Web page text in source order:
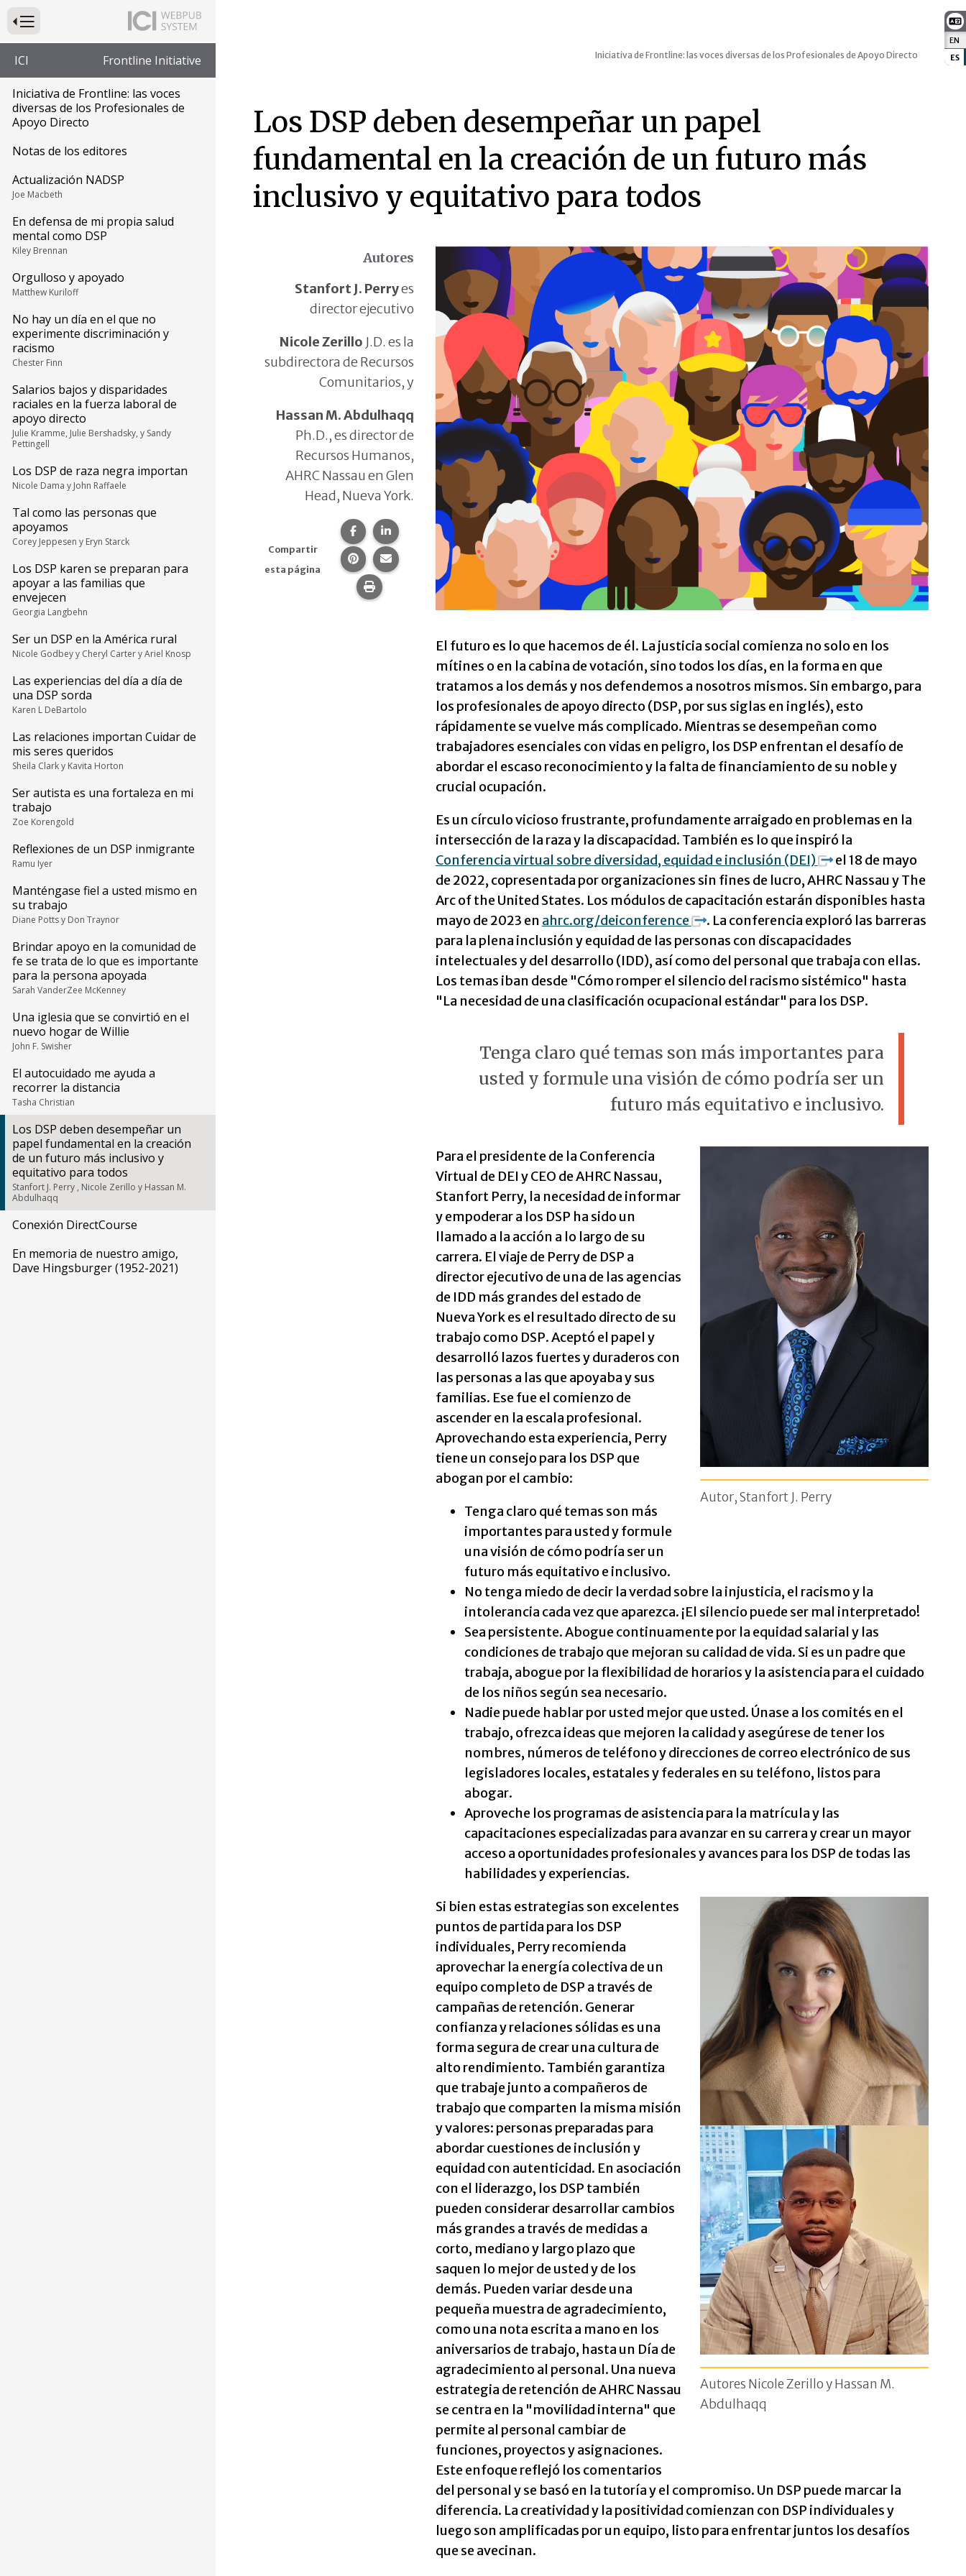
EN
ES
Presione para alternar la navegación principal del sitio web
ICI Frontline Initiative
Iniciativa de Frontline: las voces
diversas de los Profesionales de
Apoyo Directo
Notas de los editores
Actualización NADSP
Joe Macbeth
En defensa de mi propia salud
mental como DSP
Kiley Brennan
Orgulloso y apoyado
Matthew Kuriloff
No hay un día en el que no
experimente discriminación y
racismo
Chester Finn
Salarios bajos y disparidades
raciales en la fuerza laboral de
apoyo directo
Julie Kramme, Julie Bershadsky, y Sandy
Pettingell
Los DSP de raza negra importan
Nicole Dama y John Raffaele
Tal como las personas que
apoyamos
Corey Jeppesen y Eryn Starck
Los DSP karen se preparan para
apoyar a las familias que
envejecen
Georgia Langbehn
Ser un DSP en la América rural
Nicole Godbey y Cheryl Carter y Ariel Knosp
Las experiencias del día a día de
una DSP sorda
Karen L DeBartolo
Las relaciones importan Cuidar de
mis seres queridos
Sheila Clark y Kavita Horton
Ser autista es una fortaleza en mi
trabajo
Zoe Korengold
Reflexiones de un DSP inmigrante
Ramu Iyer
Manténgase fiel a usted mismo en
su trabajo
Diane Potts y Don Traynor
Brindar apoyo en la comunidad de
fe se trata de lo que es importante
para la persona apoyada
Sarah VanderZee McKenney
Una iglesia que se convirtió en el
nuevo hogar de Willie
John F. Swisher
El autocuidado me ayuda a
recorrer la distancia
Tasha Christian
Los DSP deben desempeñar un
papel fundamental en la creación
de un futuro más inclusivo y
equitativo para todos
Stanfort J. Perry , Nicole Zerillo y Hassan M.
Abdulhaqq
Conexión DirectCourse
En memoria de nuestro amigo,
Dave Hingsburger (1952-2021)
Iniciativa de Frontline: las voces diversas de los Profesionales de Apoyo Directo
Los DSP deben desempeñar un papel
fundamental en la creación de un futuro más
inclusivo y equitativo para todos
Autores
Stanfort J. Perryes
director ejecutivo
Nicole Zerillo J.D. es la
subdirectora de Recursos
Comunitarios, y
Hassan M. Abdulhaqq
Ph.D., es director de
Recursos Humanos,
AHRC Nassau en Glen
Head, Nueva York.
Compartir
esta página
Compartir esta página en Facebook.
Compartir esta página en LinkedIn.
Compartir esta página en Pinterest.
Comparte esta página por correo electrónico.
Imprime esta página.
El futuro es lo que hacemos de él. La justicia social comienza no solo en los
mítines o en la cabina de votación, sino todos los días, en la forma en que
tratamos a los demás y nos defendemos a nosotros mismos. Sin embargo, para
los profesionales de apoyo directo (DSP, por sus siglas en inglés), esto
rápidamente se vuelve más complicado. Mientras se desempeñan como
trabajadores esenciales con vidas en peligro, los DSP enfrentan el desafío de
abordar el escaso reconocimiento y la falta de financiamiento de su noble y
crucial ocupación.
Es un círculo vicioso frustrante, profundamente arraigado en problemas en la
intersección de la raza y la discapacidad. También es lo que inspiró la
Conferencia virtual sobre diversidad, equidad e inclusión (DEI)
el 18 de mayo
de 2022, copresentada por organizaciones sin fines de lucro, AHRC Nassau y The
Arc of the United States. Los módulos de capacitación estarán disponibles hasta
mayo de 2023 en ahrc.org/deiconference
. La conferencia exploró las barreras
para la plena inclusión y equidad de las personas con discapacidades
intelectuales y del desarrollo (IDD), así como del personal que trabaja con ellas.
Los temas iban desde "Cómo romper el silencio del racismo sistémico" hasta
"La necesidad de una clasificación ocupacional estándar" para los DSP.
Tenga claro qué temas son más importantes para
usted y formule una visión de cómo podría ser un
futuro más equitativo e inclusivo.
Autor, Stanfort J. Perry
Para el presidente de la Conferencia
Virtual de DEI y CEO de AHRC Nassau,
Stanfort Perry, la necesidad de informar
y empoderar a los DSP ha sido un
llamado a la acción a lo largo de su
carrera. El viaje de Perry de DSP a
director ejecutivo de una de las agencias
de IDD más grandes del estado de
Nueva York es el resultado directo de su
trabajo como DSP. Aceptó el papel y
desarrolló lazos fuertes y duraderos con
las personas a las que apoyaba y sus
familias. Ese fue el comienzo de
ascender en la escala profesional.
Aprovechando esta experiencia, Perry
tiene un consejo para los DSP que
abogan por el cambio:
Tenga claro qué temas son más
importantes para usted y formule
una visión de cómo podría ser un
futuro más equitativo e inclusivo.
No tenga miedo de decir la verdad sobre la injusticia, el racismo y la
intolerancia cada vez que aparezca. ¡El silencio puede ser mal interpretado!
Sea persistente. Abogue continuamente por la equidad salarial y las
condiciones de trabajo que mejoran su calidad de vida. Si es un padre que
trabaja, abogue por la flexibilidad de horarios y la asistencia para el cuidado
de los niños según sea necesario.
Nadie puede hablar por usted mejor que usted. Únase a los comités en el
trabajo, ofrezca ideas que mejoren la calidad y asegúrese de tener los
nombres, números de teléfono y direcciones de correo electrónico de sus
legisladores locales, estatales y federales en su teléfono, listos para
abogar.
Aproveche los programas de asistencia para la matrícula y las
capacitaciones especializadas para avanzar en su carrera y crear un mayor
acceso a oportunidades profesionales y avances para los DSP de todas las
habilidades y experiencias.
Autores Nicole Zerillo y Hassan M.
Abdulhaqq
Si bien estas estrategias son excelentes
puntos de partida para los DSP
individuales, Perry recomienda
aprovechar la energía colectiva de un
equipo completo de DSP a través de
campañas de retención. Generar
confianza y relaciones sólidas es una
forma segura de crear una cultura de
alto rendimiento. También garantiza
que trabaje junto a compañeros de
trabajo que comparten la misma misión
y valores: personas preparadas para
abordar cuestiones de inclusión y
equidad con autenticidad. En asociación
con el liderazgo, los DSP también
pueden considerar desarrollar cambios
más grandes a través de medidas a
corto, mediano y largo plazo que
saquen lo mejor de usted y de los
demás. Pueden variar desde una
pequeña muestra de agradecimiento,
como una nota escrita a mano en los
aniversarios de trabajo, hasta un Día de
agradecimiento al personal. Una nueva
estrategia de retención de AHRC Nassau
se centra en la "movilidad interna" que
permite al personal cambiar de
funciones, proyectos y asignaciones.
Este enfoque reflejó los comentarios
del personal y se basó en la tutoría y el compromiso. Un DSP puede marcar la
diferencia. La creatividad y la positividad comienzan con DSP individuales y
luego son amplificadas por un equipo, listo para enfrentar juntos los desafíos
que se avecinan.